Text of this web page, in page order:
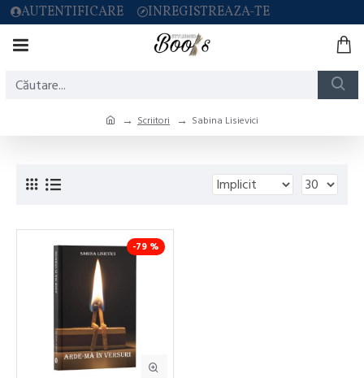
AUTENTIFICARE INREGISTREAZA-TE
Scriitori Sabina Lisievici
-79 %